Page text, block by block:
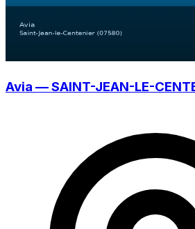
Avia — SAINT-JEAN-LE-